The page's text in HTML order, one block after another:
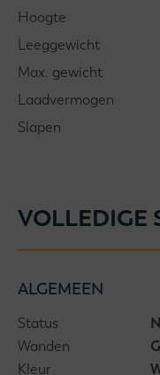
Hoogte
Leeggewicht
Max. gewicht
Laadvermogen
Slapen
VOLLEDIGE
ALGEMEEN
Status
Wanden
Kleur